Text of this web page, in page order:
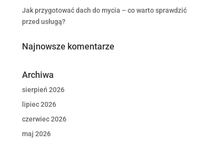
Jak przygotować dach do mycia – co warto sprawdzić
przed usługą?
Najnowsze komentarze
Archiwa
sierpień 2026
lipiec 2026
czerwiec 2026
maj 2026